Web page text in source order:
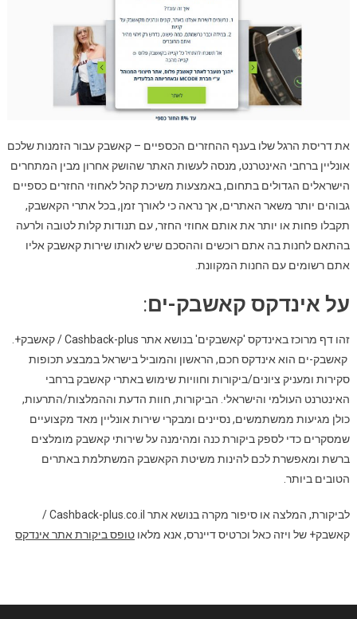
את דריסת הרגל שלו בענף ההחזרים הכספיים – קאשבק עבור הזמנות שלכם
אונליין ברחבי האינטרנט, מנסה לעשות האתר שהושק אחרון מבין המתחרים
הישראלים הגדולים בתחום, באמצעות משיכת קהל לאחוזי החזרים כספיים
גבוהים יותר משאר האתרים, אך נראה כי לאורך זמן, בכל אתרי הקאשבק,
תקבלו פחות או יותר את אותם אחוזי החזר, עם תנודות קלות לטובה ולרעה
בהתאם לחנות בה אתם רוכשים וההסכם שיש לאותו שירות קאשבק אליו
אתם רשומים עם החנות המקוונת.
על אינדקס קאשבק-ים:
זהו דף מרוכז באינדקס 'קאשבקים' בנושא אתר Cashback-plus / קאשבק+.
קאשבק-ים הוא אינדקס חכם, הראשון והמוביל בישראל במבצע תכופות
סקירות ומעניק ציונים/ביקורות וחוויות שימוש באתרי קאשבק ברחבי
האינטרנט העולמי והישראלי. הביקורות, חוות הדעת וההמלצות/התרעות,
כולן מגיעות ממשתמשים, נסיינים ומבקרי שירות אונליין מאד מקצועיים
שמסקרים כדי לספק ביקורת כנה ומהימנה על שירותי קאשבק מומלצים
ברשת ומאפשרת לכם להינות משיטת הקאשבק המשתלמת באתרים
הטובים ביותר.
לביקורת, המלצה או סיפור מקרה בנושא אתר Cashback-plus.co.il /
קאשבק+ של ויזה כאל וכרטיס דיינרס, אנא מלאו טופס ביקורת אתר אינדקס